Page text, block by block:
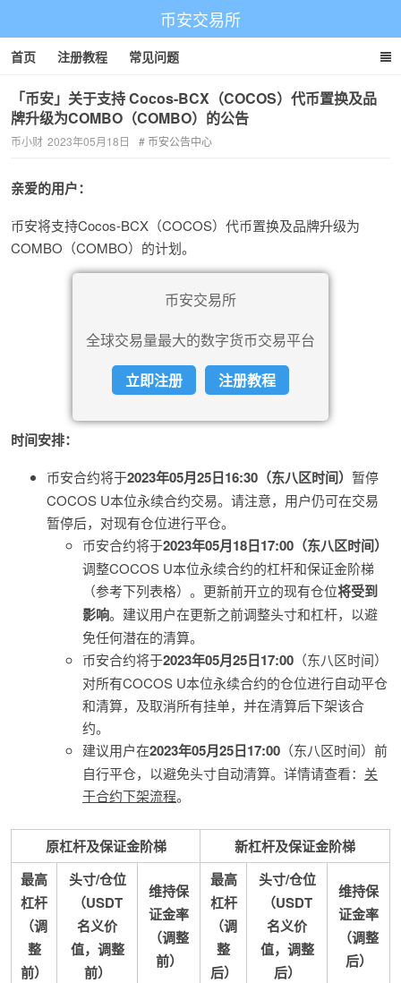
币安交易所
首页 注册教程 常见问题
「币安」关于支持 Cocos-BCX（COCOS）代币置换及品
牌升级为COMBO（COMBO）的公告
币小财 2023年05月18日 币安公告中心
亲爱的用户：
币安将支持Cocos-BCX（COCOS）代币置换及品牌升级为
COMBO（COMBO）的计划。
币安交易所
全球交易量最大的数字货币交易平台
立即注册
注册教程
时间安排：
币安合约将于2023年05月25日16:30（东八区时间） 暂停
COCOS U本位永续合约交易。请注意，用户仍可在交易
暂停后，对现有仓位进行平仓。
币安合约将于2023年05月18日17:00（东八区时间）
调整COCOS U本位永续合约的杠杆和保证金阶梯
（参考下列表格）。更新前开立的现有仓位将受到
影响。建议用户在更新之前调整头寸和杠杆，以避
免任何潜在的清算。
币安合约将于2023年05月25日17:00 （东八区时间）
对所有COCOS U本位永续合约的仓位进行自动平仓
和清算，及取消所有挂单，并在清算后下架该合
约。
建议用户在2023年05月25日17:00 （东八区时间）前
自行平仓，以避免头寸自动清算。详情请查看： 关
于合约下架流程。
原杠杆及保证金阶梯
新杠杆及保证金阶梯
最高
杠杆
（调
整
前）
头寸/仓位
（USDT
名义价
值，调整
前）
维持保
证金率
（调整
前）
最高
杠杆
（调
整
后）
头寸/仓位
（USDT
名义价
值，调整
后）
维持保
证金率
（调整
后）